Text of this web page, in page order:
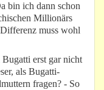
bin ich dann schon
Millionärs
muss wohl
erst gar nicht
als Bugatti-
fragen? - So